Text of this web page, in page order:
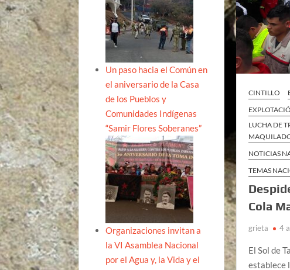
CINTILLO
LUCHA DE
NOTICIAS
TEMAS
Cola
grieta 4
El Sol de
establece
Un paso hacia el Común en
el aniversario de la Casa
de los Pueblos y
Comunidades Indígenas
“Samir Flores Soberanes”
Organizaciones invitan a
la VI Asamblea Nacional
por el Agua y, la Vida y el